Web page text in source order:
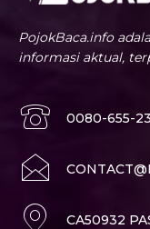
PojokBaca.info
informasi aktual,
0080-655-
CA50932